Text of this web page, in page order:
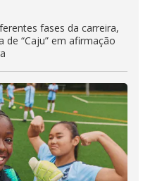
fases da carreira,
“Caju” em afirmação